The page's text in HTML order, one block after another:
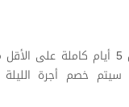
في حال إلغاء الحجز قبل 5